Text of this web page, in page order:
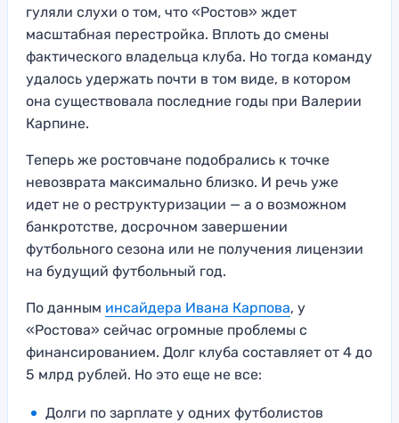
гуляли слухи о том, что «Ростов» ждет
масштабная перестройка. Вплоть до смены
фактического владельца клуба. Но тогда команду
удалось удержать почти в том виде, в котором
она существовала последние годы при Валерии
Карпине.
Теперь же ростовчане подобрались к точке
невозврата максимально близко. И речь уже
идет не о реструктуризации — а о возможном
банкротстве, досрочном завершении
футбольного сезона или не получения лицензии
на будущий футбольный год.
По данным инсайдера Ивана Карпова, у
«Ростова» сейчас огромные проблемы с
финансированием. Долг клуба составляет от 4 до
5 млрд рублей. Но это еще не все:
Долги по зарплате у одних футболистов